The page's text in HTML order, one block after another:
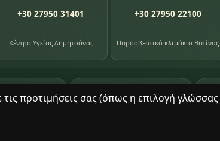
προτιμήσεις σας (όπως η επιλογή γλώσσας
+30 27950 31401
Κέντρο Υγείας Δημητσάνας
+30 27950 22100
Πυροσβεστικό κλιμάκιο Βυτίνας
φωτογραφίες βιβλία βιβλιοθήκης